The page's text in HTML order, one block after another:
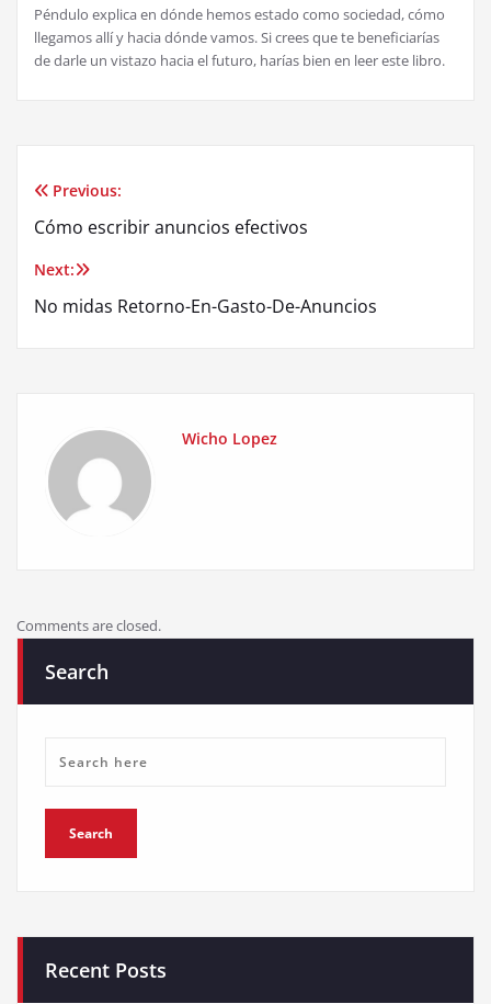
Péndulo explica en dónde hemos estado como sociedad, cómo
llegamos allí y hacia dónde vamos. Si crees que te beneficiarías
de darle un vistazo hacia el futuro, harías bien en leer este libro.
Post
navigation
Previous:
Cómo escribir anuncios efectivos
Next:
No midas Retorno-En-Gasto-De-Anuncios
Wicho Lopez
Comments are closed.
Search
Recent Posts